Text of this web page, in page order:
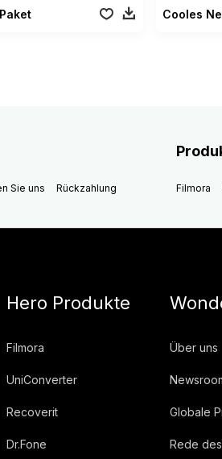
Cooles
Sie uns Rückzahlung Filmora
Hero Produkte
Filmora
UniConverter
Recoverit
Dr.Fone
Über uns
Globale
Rede